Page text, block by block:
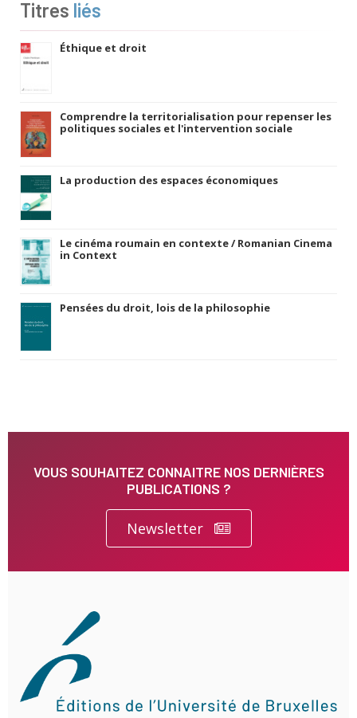
Titres liés
Éthique et droit
Comprendre la territorialisation pour repenser les
politiques sociales et l'intervention sociale
La production des espaces économiques
Le cinéma roumain en contexte / Romanian Cinema
in Context
Pensées du droit, lois de la philosophie
VOUS SOUHAITEZ CONNAITRE NOS DERNIÈRES
PUBLICATIONS ?
Newsletter